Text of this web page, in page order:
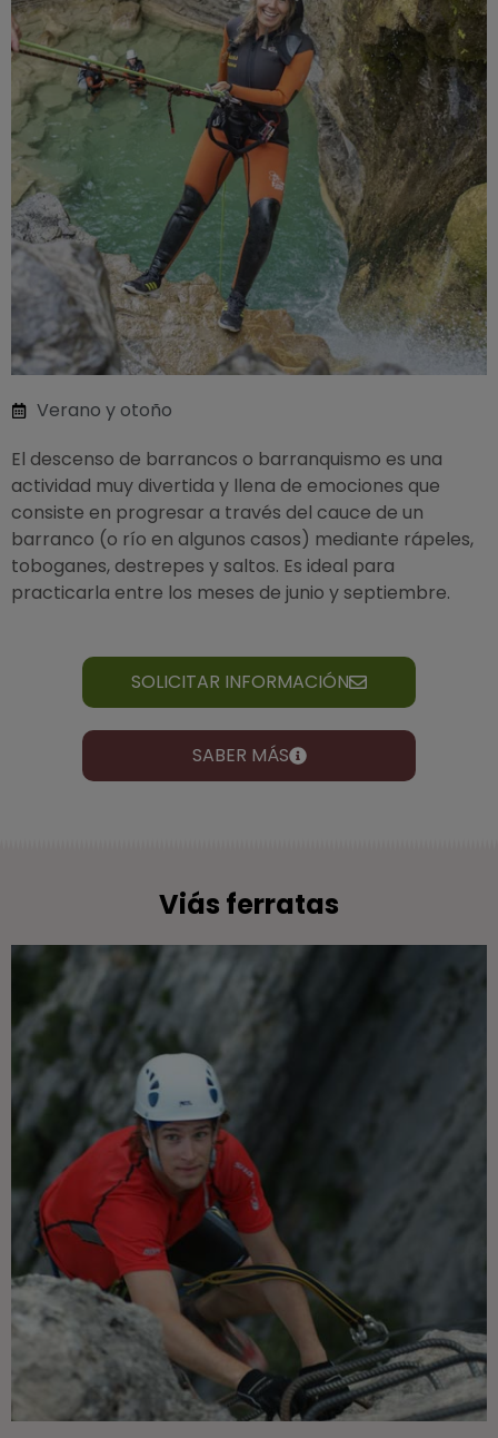
Verano y otoño
El descenso de barrancos o barranquismo es una
actividad muy divertida y llena de emociones que
consiste en progresar a través del cauce de un
barranco (o río en algunos casos) mediante rápeles,
toboganes, destrepes y saltos. Es ideal para
practicarla entre los meses de junio y septiembre.
SABER MÁS
SOLICITAR INFORMACIÓN
Viás ferratas